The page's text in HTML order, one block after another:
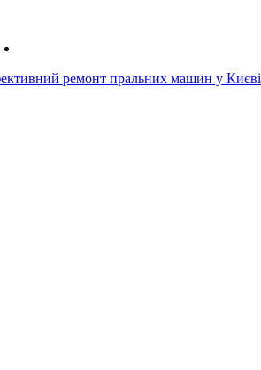
ремонт пральних машин у Києві